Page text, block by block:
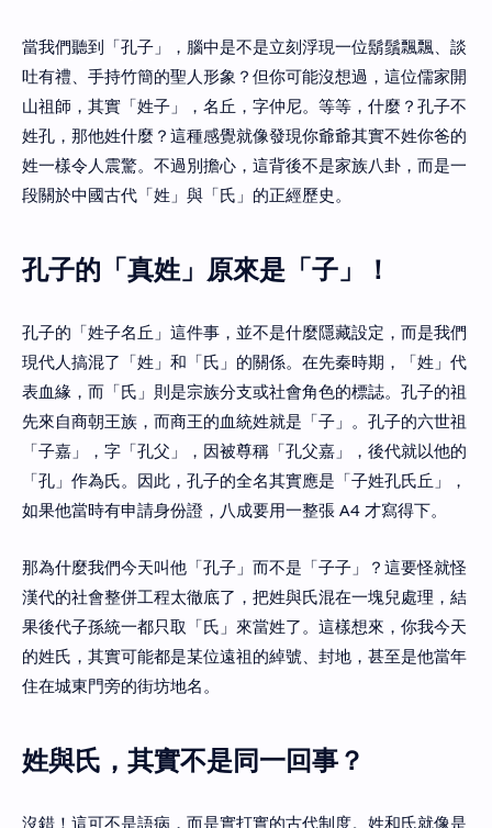
當我們聽到「孔子」，腦中是不是立刻浮現一位鬍鬚飄飄、談
吐有禮、手持竹簡的聖人形象？但你可能沒想過，這位儒家開
山祖師，其實「姓子」，名丘，字仲尼。等等，什麼？孔子不
姓孔，那他姓什麼？這種感覺就像發現你爺爺其實不姓你爸的
姓一樣令人震驚。不過別擔心，這背後不是家族八卦，而是一
段關於中國古代「姓」與「氏」的正經歷史。
孔子的「真姓」原來是「子」！
孔子的「姓子名丘」這件事，並不是什麼隱藏設定，而是我們
現代人搞混了「姓」和「氏」的關係。在先秦時期，「姓」代
表血緣，而「氏」則是宗族分支或社會角色的標誌。孔子的祖
先來自商朝王族，而商王的血統姓就是「子」。孔子的六世祖
「子嘉」，字「孔父」，因被尊稱「孔父嘉」，後代就以他的
「孔」作為氏。因此，孔子的全名其實應是「子姓孔氏丘」，
如果他當時有申請身份證，八成要用一整張 A4 才寫得下。
那為什麼我們今天叫他「孔子」而不是「子子」？這要怪就怪
漢代的社會整併工程太徹底了，把姓與氏混在一塊兒處理，結
果後代子孫統一都只取「氏」來當姓了。這樣想來，你我今天
的姓氏，其實可能都是某位遠祖的綽號、封地，甚至是他當年
住在城東門旁的街坊地名。
姓與氏，其實不是同一回事？
沒錯！這可不是語病，而是實打實的古代制度。姓和氏就像是